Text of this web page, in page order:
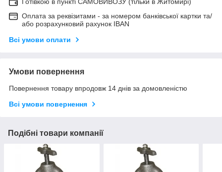
Готівкою в пункті САМОВИВОЗУ (тільки в Житомирі)
Оплата за реквізитами - за номером банківської картки та/
або розрахунковий рахунок IBAN
Всі умови оплати
Умови повернення
Повернення товару впродовж 14 днів за домовленістю
Всі умови повернення
Подібні товари компанії